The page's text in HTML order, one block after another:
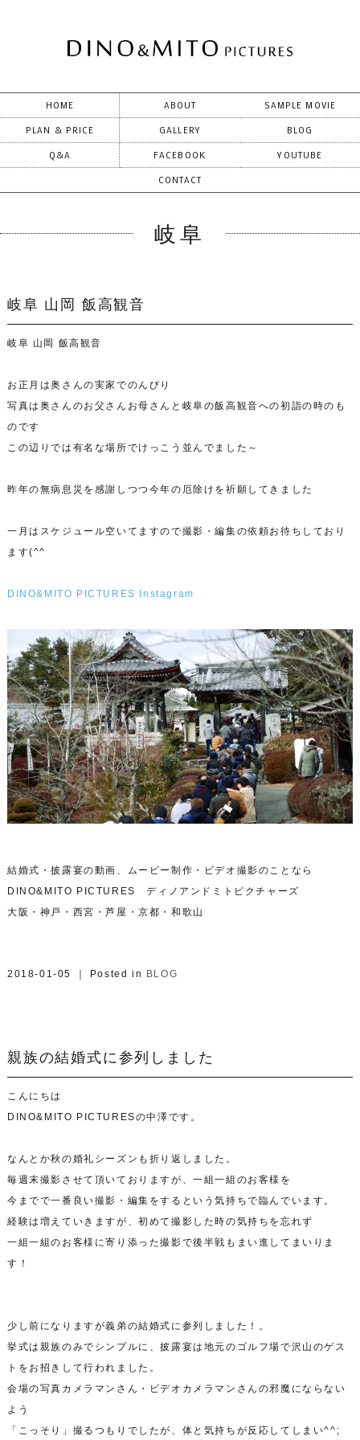
HOME ABOUT SAMPLE MOVIE
PLAN & PRICE GALLERY BLOG
Q&A FACEBOOK YOUTUBE
CONTACT
岐阜
岐阜 山岡 飯高観音
岐阜 山岡 飯高観音
お正月は奥さんの実家でのんびり
写真は奥さんのお父さんお母さんと岐阜の飯高観音への初詣の時のも
のです
この辺りでは有名な場所でけっこう並んでました～
昨年の無病息災を感謝しつつ今年の厄除けを祈願してきました
一月はスケジュール空いてますので撮影・編集の依頼お待ちしており
ます(^^ゞ
DINO&MITO PICTURES Instagram
結婚式・披露宴の動画、ムービー制作・ビデオ撮影のことなら
DINO&MITO PICTURES ディノアンドミトピクチャーズ
大阪・神戸・西宮・芦屋・京都・和歌山
2018-01-05 ｜ Posted in BLOG
親族の結婚式に参列しました
こんにちは
DINO&MITO PICTURESの中澤です。
なんとか秋の婚礼シーズンも折り返しました。
毎週末撮影させて頂いておりますが、一組一組のお客様を
今までで一番良い撮影・編集をするという気持ちで臨んでいます。
経験は増えていきますが、初めて撮影した時の気持ちを忘れず
一組一組のお客様に寄り添った撮影で後半戦もまい進してまいりま
す！
少し前になりますが義弟の結婚式に参列しました！。
挙式は親族のみでシンプルに、披露宴は地元のゴルフ場で沢山のゲス
トをお招きして行われました。
会場の写真カメラマンさん・ビデオカメラマンさんの邪魔にならない
よう
「こっそり」撮るつもりでしたが、体と気持ちが反応してしまい^^;